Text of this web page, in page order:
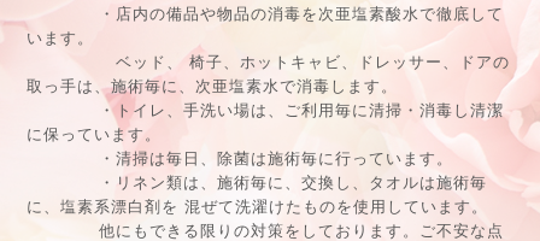
・店内の備品や物品の消毒を次亜塩素酸水で徹底して
います。
ベッド、 椅子、ホットキャビ、ドレッサー、ドアの
取っ手は、施術毎に、次亜塩素水で消毒します。
・トイレ、手洗い場は、ご利用毎に清掃・消毒し清潔
に保っています。
・清掃は毎日、除菌は施術毎に行っています。
・リネン類は、施術毎に、交換し、タオルは施術毎
に、塩素系漂白剤を 混ぜて洗濯けたものを使用しています。
他にもできる限りの対策をしております。ご不安な点